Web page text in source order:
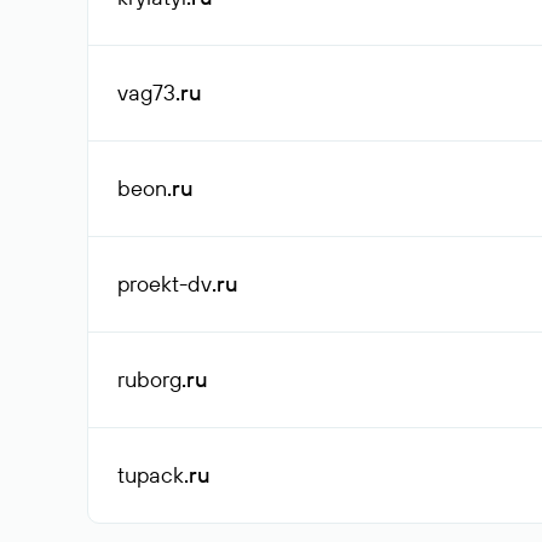
vag73.ru
beon.ru
proekt-dv.ru
ruborg.ru
tupack.ru